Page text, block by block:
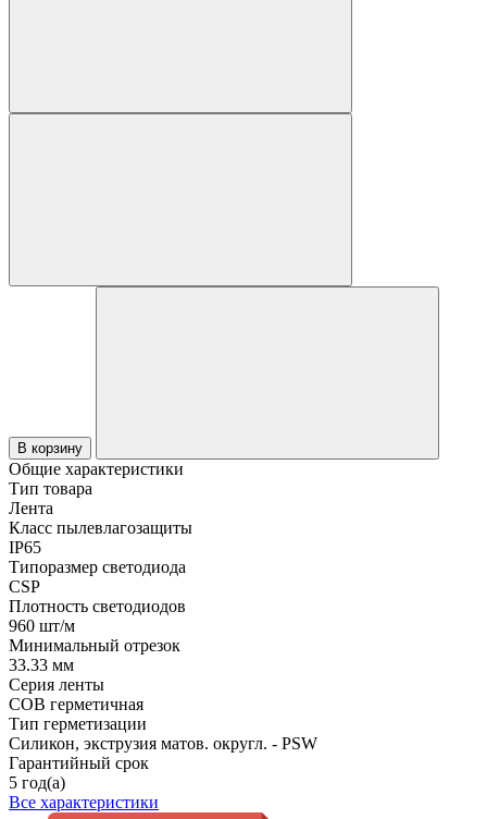
В корзину
Общие характеристики
Тип товара
Лента
Класс пылевлагозащиты
IP65
Типоразмер светодиода
CSP
Плотность светодиодов
960 шт/м
Минимальный отрезок
33.33 мм
Серия ленты
COB герметичная
Тип герметизации
Силикон, экструзия матов. округл. - PSW
Гарантийный срок
5 год(а)
Все характеристики